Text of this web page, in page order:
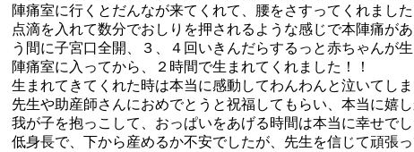
陣痛室に行くとだんなが来てくれて、腰をさすってくれました
点滴を入れて数分でおしりを押されるような感じで本陣痛が
う間に子宮口全開、３、４回いきんだらするっと赤ちゃんが
陣痛室に入ってから、２時間で生まれてくれました！！
生まれてきてくれた時は本当に感動してわんわんと泣いてしま
先生や助産師さんにおめでとうと祝福してもらい、本当に嬉し
我が子を抱っこして、おっぱいをあげる時間は本当に幸せでし
低身長で、下から産めるか不安でしたが、先生を信じて頑張っ